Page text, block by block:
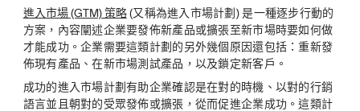
進入市場 (GTM) 策略(又稱為進入市場計劃) 是一種逐步行動的
方案，內容闡述企業要發佈新產品或擴張至新市場時要如何做
才能成功。企業需要這類計劃的另外幾個原因還包括：重新發
佈現有產品、在新市場測試產品，以及鎖定新客戶。
成功的進入市場計劃有助企業確認是在對的時機、以對的行銷
語言並且朝對的受眾發佈或擴張，從而促進企業成功。這類計